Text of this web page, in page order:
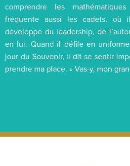
comprendre les
fréquente aussi les cadets, où
développe du leadership, de
en lui. Quand il défile en
jour du Souvenir, il dit se sentir
prendre ma place. » Vas-y, mon